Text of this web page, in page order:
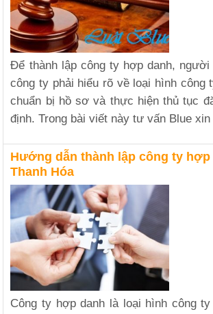
Để thành lập công ty hợp danh, người
công ty phải hiểu rõ về loại hình công
chuẩn bị hồ sơ và thực hiện thủ tục
định. Trong bài viết này tư vấn Blue xin
Hướng dẫn thành lập công ty hợp
Thanh Hóa
Công ty hợp danh là loại hình công